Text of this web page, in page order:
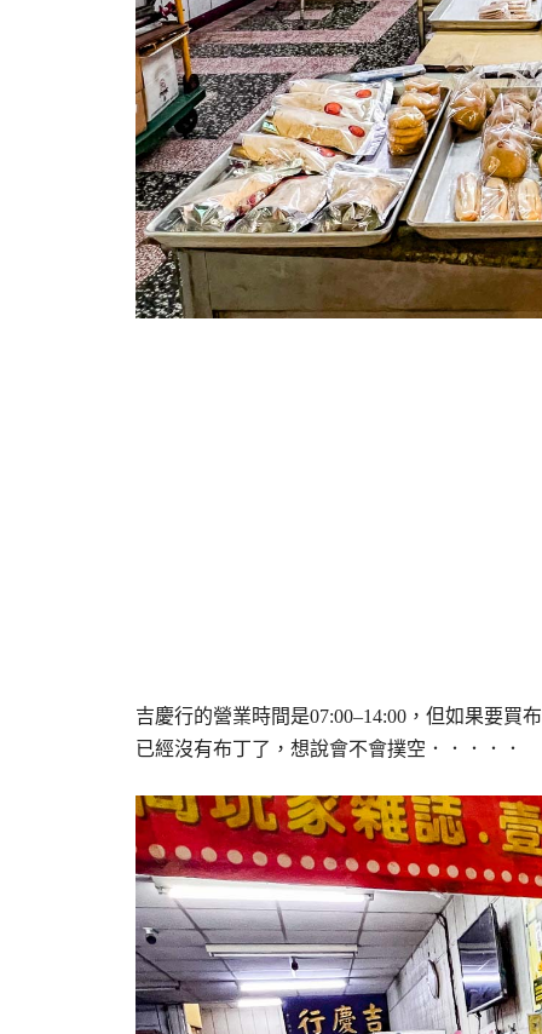
吉慶行的營業時間是07:00–14:00，但如果要買
已經沒有布丁了，想說會不會撲空．．．．．